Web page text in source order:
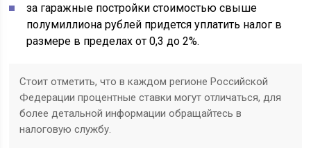
за гаражные постройки стоимостью свыше
полумиллиона рублей придется уплатить налог в
размере в пределах от 0,3 до 2%.
Стоит отметить, что в каждом регионе Российской
Федерации процентные ставки могут отличаться, для
более детальной информации обращайтесь в
налоговую службу.